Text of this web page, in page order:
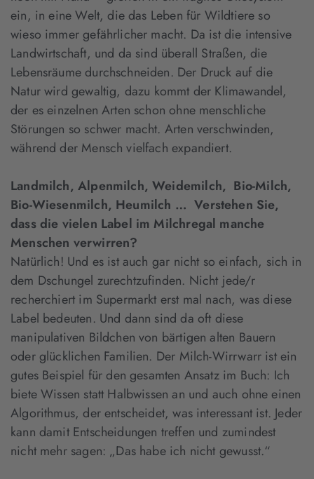
ein, in eine Welt, die das Leben für Wildtiere so
wieso immer gefährlicher macht. Da ist die intensive
Landwirtschaft, und da sind überall Straßen, die
Lebensräume durchschneiden. Der Druck auf die
Natur wird gewaltig, dazu kommt der Klimawandel,
der es einzelnen Arten schon ohne menschliche
Störungen so schwer macht. Arten verschwinden,
während der Mensch vielfach expandiert.
Landmilch, Alpenmilch, Weidemilch, Bio-Milch,
Bio-Wiesenmilch, Heumilch … Verstehen Sie,
dass die vielen Label im Milchregal manche
Menschen verwirren?
Natürlich! Und es ist auch gar nicht so einfach, sich in
dem Dschungel zurechtzufinden. Nicht jede/r
recherchiert im Supermarkt erst mal nach, was diese
Label bedeuten. Und dann sind da oft diese
manipulativen Bildchen von bärtigen alten Bauern
oder glücklichen Familien. Der Milch-Wirrwarr ist ein
gutes Beispiel für den gesamten Ansatz im Buch: Ich
biete Wissen statt Halbwissen an und auch ohne einen
Algorithmus, der entscheidet, was interessant ist. Jeder
kann damit Entscheidungen treffen und zumindest
nicht mehr sagen: „Das habe ich nicht gewusst.“